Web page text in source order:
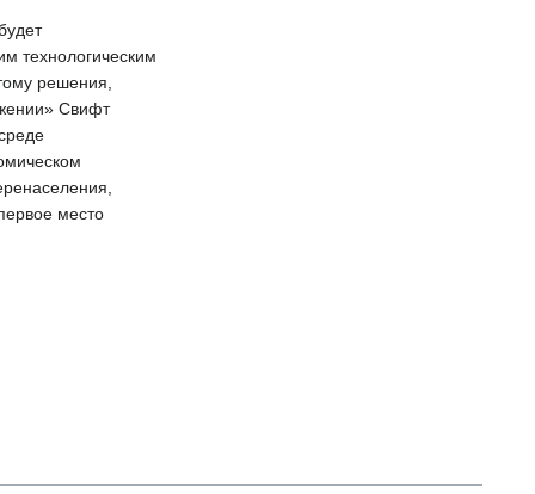
технологическим
решения,
Свифт
место